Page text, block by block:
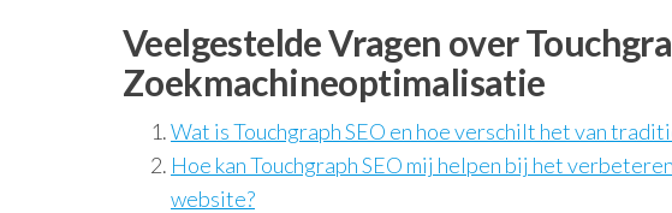
Veelgestelde Vragen over
Zoekmachineoptimalisatie
Wat is Touchgraph SEO en hoe verschilt het van
Hoe kan Touchgraph SEO mij helpen bij het
website?